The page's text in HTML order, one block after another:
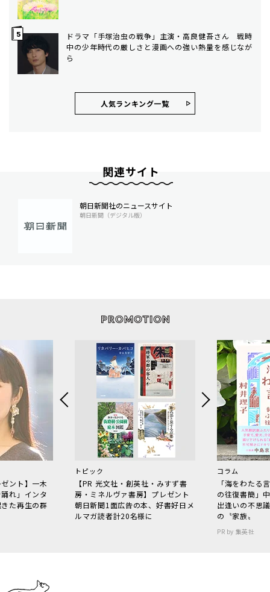
ドラマ「手塚治虫の戦争」主演・高良健吾さん 戦時
中の少年時代の厳しさと漫画への強い熱量を感じなが
ら
人気ランキング⼀覧
関連サイト
朝日新聞社のニュースサイト
朝日新聞（デジタル版）
ント】一木
れ」インタ
た再生の群
トピック
【PR 光文社・創英社・みすず書
房・ミネルヴァ書房】プレゼント
朝日新聞1面広告の本、好書好日メ
ルマガ読者計20名様に
コラム
「海をわた
の往復書簡」
出逢いの不思
の〝家族〟
PR by 集英社